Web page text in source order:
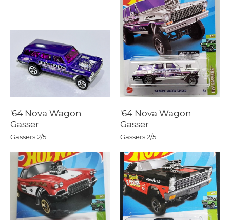
'64 Nova Wagon
Gasser
Gassers2/5
'64 Nova Wagon
Gasser
Gassers2/5